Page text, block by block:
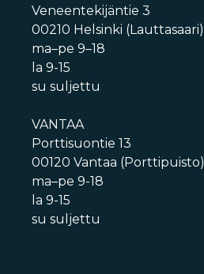
Veneentekijäntie 3
00210 Helsinki (Lauttasaari)
ma–pe 9–18
la 9-15
su suljettu
VANTAA
Porttisuontie 13
00120 Vantaa (Porttipuisto)
ma–pe 9-18
la 9-15
su suljettu